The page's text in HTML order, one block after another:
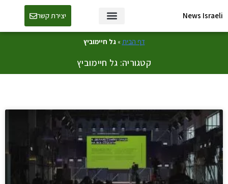
News Israeli יצירת קשר
דף הבית»גל חיימוביץ
קטגוריה: גל חיימוביץ